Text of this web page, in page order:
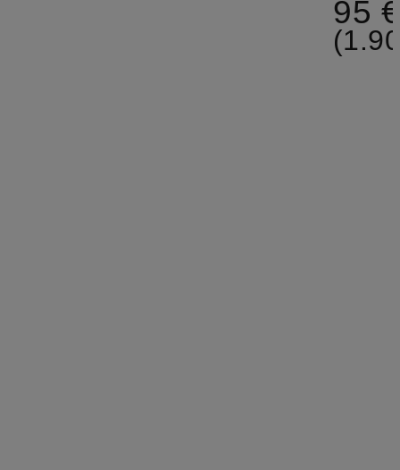
95 €